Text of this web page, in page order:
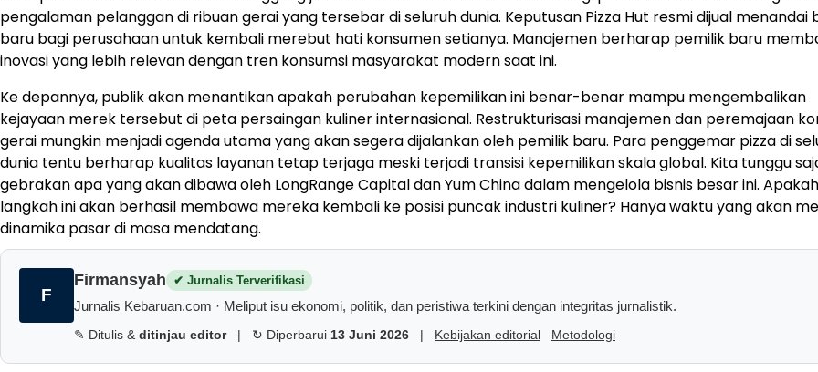
pengalaman pelanggan di ribuan gerai yang tersebar di seluruh dunia. Keputusan Pizza Hut resmi dijual menandai
baru bagi perusahaan untuk kembali merebut hati konsumen setianya. Manajemen berharap pemilik baru
inovasi yang lebih relevan dengan tren konsumsi masyarakat modern saat ini.
Ke depannya, publik akan menantikan apakah perubahan kepemilikan ini benar-benar mampu mengembalikan
kejayaan merek tersebut di peta persaingan kuliner internasional. Restrukturisasi manajemen dan peremajaan
gerai mungkin menjadi agenda utama yang akan segera dijalankan oleh pemilik baru. Para penggemar pizza di
dunia tentu berharap kualitas layanan tetap terjaga meski terjadi transisi kepemilikan skala global. Kita tunggu
gebrakan apa yang akan dibawa oleh LongRange Capital dan Yum China dalam mengelola bisnis besar ini. Apakah
langkah ini akan berhasil membawa mereka kembali ke posisi puncak industri kuliner? Hanya waktu yang akan
dinamika pasar di masa mendatang.
F
Firmansyah ✔ Jurnalis Terverifikasi
Jurnalis Kebaruan.com · Meliput isu ekonomi, politik, dan peristiwa terkini dengan integritas jurnalistik.
✎ Ditulis & ditinjau editor| ↻ Diperbarui 13 Juni 2026 | Kebijakan editorial Metodologi